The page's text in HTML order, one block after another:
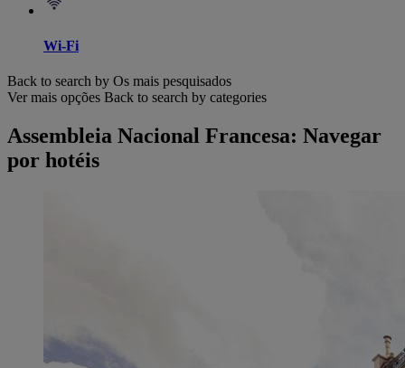
Wi-Fi
Back to search by Os mais pesquisados
Ver mais opções Back to search by categories
Assembleia Nacional Francesa: Navegar
por hotéis